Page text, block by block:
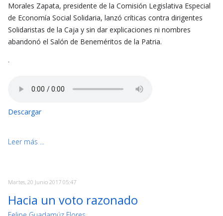
Morales Zapata, presidente de la Comisión Legislativa Especial
de Economía Social Solidaria, lanzó críticas contra dirigentes
Solidaristas de la Caja y sin dar explicaciones ni nombres
abandonó el Salón de Beneméritos de la Patria.
-
Descargar
Leer más ...
Martes, 20 Junio 2017 05:47
Hacia un voto razonado